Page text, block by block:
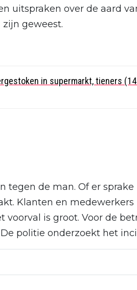
uitspraken over de aard
geweest.
in supermarkt, tieners
de man. Of er sprake
Klanten en
is groot. Voor de
politie onderzoekt het